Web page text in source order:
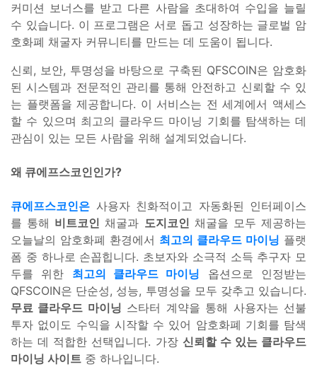
커미션 보너스를 받고 다른 사람을 초대하여 수입을 늘릴
수 있습니다. 이 프로그램은 서로 돕고 성장하는 글로벌 암
호화폐 채굴자 커뮤니티를 만드는 데 도움이 됩니다.
신뢰, 보안, 투명성을 바탕으로 구축된 QFSCOIN은 암호화
된 시스템과 전문적인 관리를 통해 안전하고 신뢰할 수 있
는 플랫폼을 제공합니다. 이 서비스는 전 세계에서 액세스
할 수 있으며 최고의 클라우드 마이닝 기회를 탐색하는 데
관심이 있는 모든 사람을 위해 설계되었습니다.
왜 큐에프스코인인가?
큐에프스코인은 사용자 친화적이고 자동화된 인터페이스
를 통해 비트코인 채굴과 도지코인 채굴을 모두 제공하는
오늘날의 암호화폐 환경에서 최고의 클라우드 마이닝 플랫
폼 중 하나로 손꼽힙니다. 초보자와 소극적 소득 추구자 모
두를 위한 최고의 클라우드 마이닝 옵션으로 인정받는
QFSCOIN은 단순성, 성능, 투명성을 모두 갖추고 있습니다.
무료 클라우드 마이닝 스타터 계약을 통해 사용자는 선불
투자 없이도 수익을 시작할 수 있어 암호화폐 기회를 탐색
하는 데 적합한 선택입니다. 가장 신뢰할 수 있는 클라우드
마이닝 사이트 중 하나입니다.